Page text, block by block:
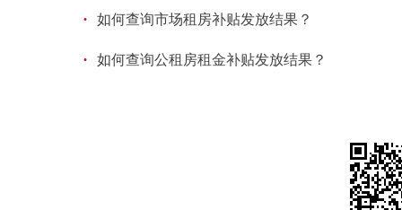
· 如何查询市场租房补贴发放结果？
· 如何查询公租房租金补贴发放结果？